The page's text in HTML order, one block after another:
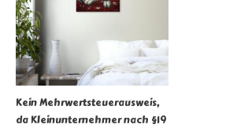
Kein Mehrwertsteuerausweis,
da Kleinunternehmer nach §19